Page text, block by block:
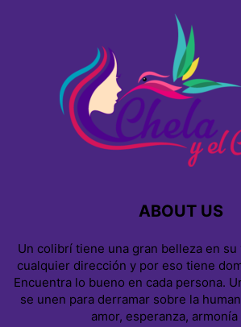
ABOUT US
Un colibrí tiene una gran belleza en
cualquier dirección y por eso tiene
Encuentra lo bueno en cada persona.
se unen para derramar sobre la
amor, esperanza, armonía